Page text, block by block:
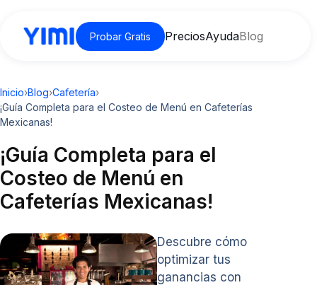
Probar Gratis PreciosAyudaBlog
Inicio›Blog›Cafetería›
¡Guía Completa para el Costeo de Menú en Cafeterías
Mexicanas!
¡Guía Completa para el
Costeo de Menú en
Cafeterías Mexicanas!
Descubre cómo
optimizar tus
ganancias con